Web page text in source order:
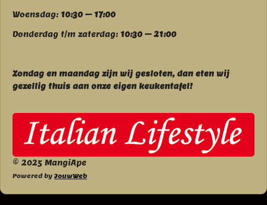
Woensdag: 10:30 – 17:00
Donderdag t/m zaterdag: 10:30 – 21:00
Zondag en maandag zijn wij gesloten, dan eten wij
gezellig thuis aan onze eigen keukentafel!
© 2025 MangiApe
Powered by JouwWeb